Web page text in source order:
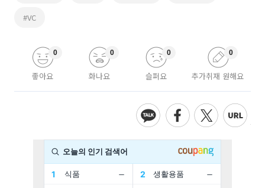
#VC
좋아요
0
화나요
0
슬퍼요
0
추가취재 원해요
0